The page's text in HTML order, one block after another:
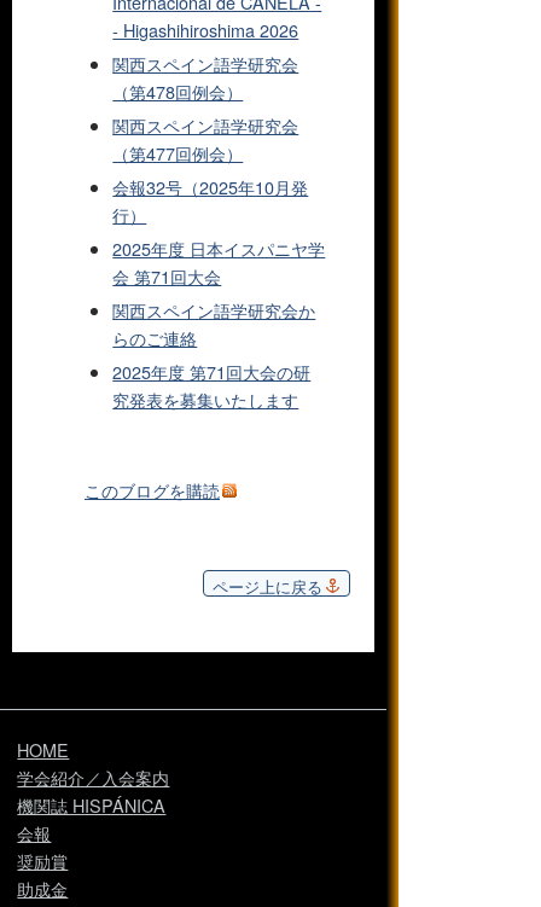
- Higashihiroshima 2026
関西スペイン語学研究会
（第478回例会）
関西スペイン語学研究会
（第477回例会）
会報32号（2025年10月発
行）
2025年度 日本イスパニヤ学
会 第71回大会
関西スペイン語学研究会か
らのご連絡
2025年度 第71回大会の研
究発表を募集いたします
このブログを購読
ページ上に戻る
HOME
学会紹介／入会案内
機関誌 HISPÁNICA
会報
奨励賞
助成金